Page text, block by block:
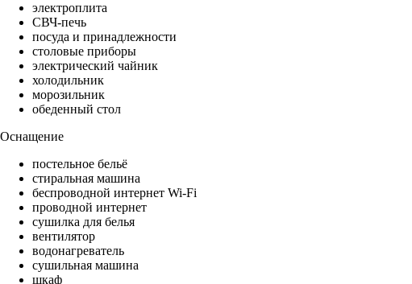
электроплита
СВЧ-печь
посуда и принадлежности
столовые приборы
электрический чайник
холодильник
морозильник
обеденный стол
Оснащение
постельное бельё
стиральная машина
беспроводной интернет Wi-Fi
проводной интернет
сушилка для белья
вентилятор
водонагреватель
сушильная машина
шкаф